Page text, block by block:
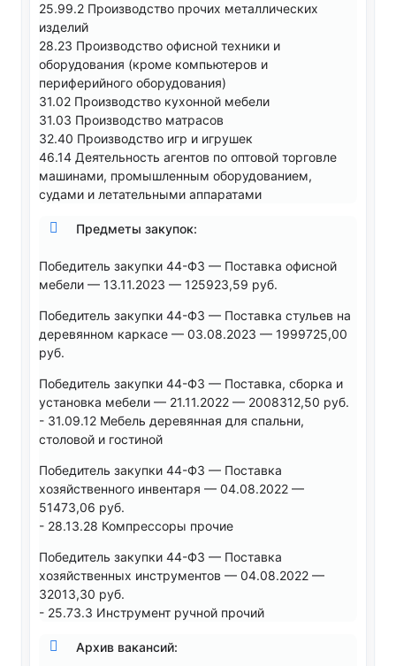
25.99.2 Производство прочих металлических
изделий
28.23 Производство офисной техники и
оборудования (кроме компьютеров и
периферийного оборудования)
31.02 Производство кухонной мебели
31.03 Производство матрасов
32.40 Производство игр и игрушек
46.14 Деятельность агентов по оптовой торговле
машинами, промышленным оборудованием,
судами и летательными аппаратами
Предметы закупок:
Победитель закупки 44-ФЗ — Поставка офисной
мебели — 13.11.2023 — 125923,59 руб.
Победитель закупки 44-ФЗ — Поставка стульев на
деревянном каркасе — 03.08.2023 — 1999725,00
руб.
Победитель закупки 44-ФЗ — Поставка, сборка и
установка мебели — 21.11.2022 — 2008312,50 руб.
- 31.09.12 Мебель деревянная для спальни,
столовой и гостиной
Победитель закупки 44-ФЗ — Поставка
хозяйственного инвентаря — 04.08.2022 —
51473,06 руб.
- 28.13.28 Компрессоры прочие
Победитель закупки 44-ФЗ — Поставка
хозяйственных инструментов — 04.08.2022 —
32013,30 руб.
- 25.73.3 Инструмент ручной прочий
Архив вакансий: